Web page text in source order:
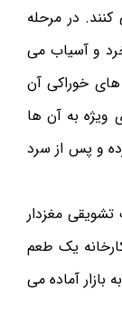
در مرحله
و آسیاب می
های خوراکی آن
ویژه به آن ها
و پس از سرد
مغزدار
یک طعم
آماده می